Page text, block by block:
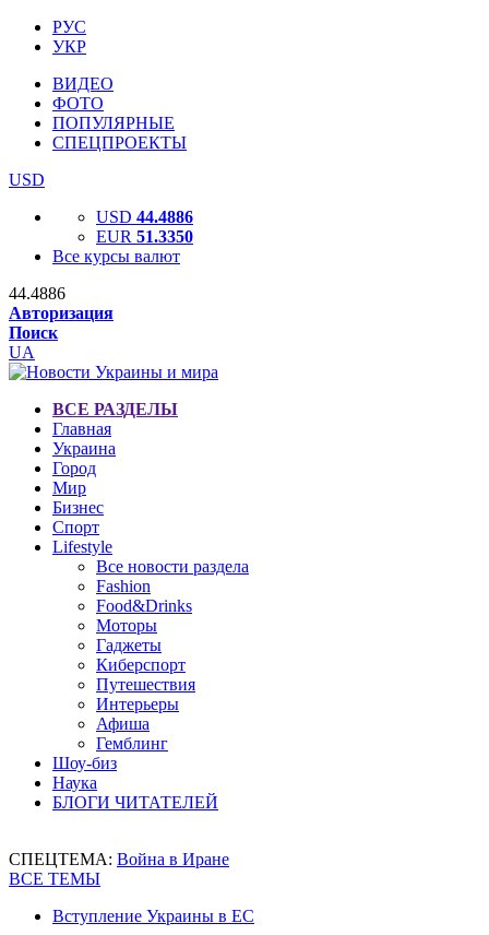
РУС
УКР
ВИДЕО
ФОТО
ПОПУЛЯРНЫЕ
СПЕЦПРОЕКТЫ
USD
USD 44.4886
EUR 51.3350
Все курсы валют
44.4886
Авторизация
Поиск
UA
ВСЕ РАЗДЕЛЫ
Главная
Украина
Город
Мир
Бизнес
Спорт
Lifestyle
Все новости раздела
Fashion
Food&Drinks
Моторы
Гаджеты
Киберспорт
Путешествия
Интерьеры
Афиша
Гемблинг
Шоу-биз
Наука
БЛОГИ ЧИТАТЕЛЕЙ
СПЕЦТЕМА: Война в Иране
ВСЕ ТЕМЫ
Вступление Украины в ЕС